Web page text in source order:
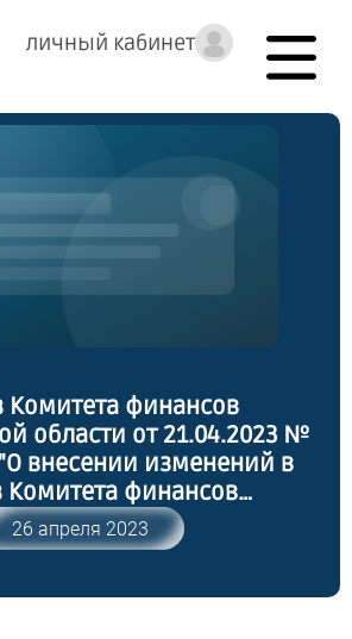
личный кабинет
Комитета финансов
области от 21.04.2023 №
внесении изменений в
Комитета финансов
области от 17 ноября
№ 18-02/01-05-86 "Об
о предоставлении
26 апреля 2023